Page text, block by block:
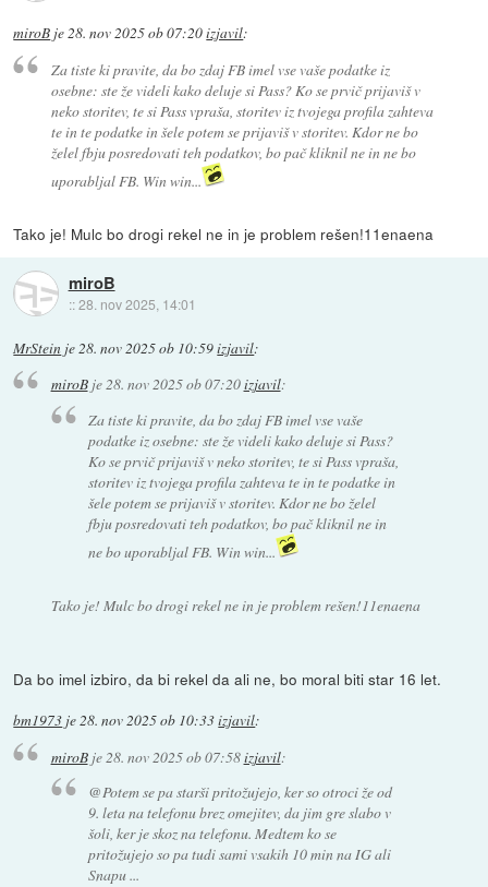
miroB je28. nov 2025 ob 07:20izjavil:
Za tiste ki pravite, da bo zdaj FB imel vse vaše podatke iz
osebne: ste že videli kako deluje si Pass? Ko se prvič prijaviš v
neko storitev, te si Pass vpraša, storitev iz tvojega profila zahteva
te in te podatke in šele potem se prijaviš v storitev. Kdor ne bo
želel fbju posredovati teh podatkov, bo pač kliknil ne in ne bo
uporabljal FB. Win win...
Tako je! Mulc bo drogi rekel ne in je problem rešen!11enaena
miroB
::28. nov 2025, 14:01
MrStein je28. nov 2025 ob 10:59izjavil:
miroBje28. nov 2025 ob 07:20izjavil:
Za tiste ki pravite, da bo zdaj FB imel vse vaše
podatke iz osebne: ste že videli kako deluje si Pass?
Ko se prvič prijaviš v neko storitev, te si Pass vpraša,
storitev iz tvojega profila zahteva te in te podatke in
šele potem se prijaviš v storitev. Kdor ne bo želel
fbju posredovati teh podatkov, bo pač kliknil ne in
ne bo uporabljal FB. Win win...
Tako je! Mulc bo drogi rekel ne in je problem rešen!11enaena
Da bo imel izbiro, da bi rekel da ali ne, bo moral biti star 16 let.
bm1973 je28. nov 2025 ob 10:33izjavil:
miroBje 28. nov 2025 ob 07:58izjavil:
@Potem se pa starši pritožujejo, ker so otroci že od
9. leta na telefonu brez omejitev, da jim gre slabo v
šoli, ker je skoz na telefonu. Medtem ko se
pritožujejo so pa tudi sami vsakih 10 min na IG ali
Snapu ...